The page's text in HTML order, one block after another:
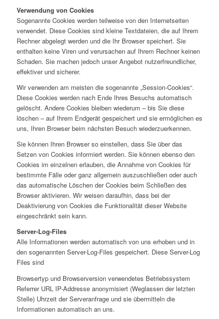
Verwendung von Cookies
Sogenannte Cookies werden teilweise von den Internetseiten
verwendet. Diese Cookies sind kleine Textdateien, die auf Ihrem
Rechner abgelegt werden und die Ihr Browser speichert. Sie
enthalten keine Viren und verursachen auf Ihrem Rechner keinen
Schaden. Sie machen jedoch unser Angebot nutzerfreundlicher,
effektiver und sicherer.
Wir verwenden am meisten die sogenannte „Session-Cookies“.
Diese Cookies werden nach Ende Ihres Besuchs automatisch
gelöscht. Andere Cookies bleiben wiederum – bis Sie diese
löschen – auf Ihrem Endgerät gespeichert und sie ermöglichen es
uns, Ihren Browser beim nächsten Besuch wiederzuerkennen.
Sie können Ihren Browser so einstellen, dass Sie über das
Setzen von Cookies informiert werden. Sie können ebenso den
Cookies im einzelnen erlauben, die Annahme von Cookies für
bestimmte Fälle oder ganz allgemein auszuschließen oder auch
das automatische Löschen der Cookies beim Schließen des
Browser aktivieren. Wir weisen daraufhin, dass bei der
Deaktivierung von Cookies die Funktionalität dieser Website
eingeschränkt sein kann.
Server-Log-Files
Alle Informationen werden automatisch von uns erhoben und in
den sogenannten Server-Log-Files gespeichert. Diese Server-Log
Files sind
Browsertyp und Browserversion verwendetes Betriebssystem
Referrer URL IP-Addresse anonymisiert (Weglassen der letzten
Stelle) Uhrzeit der Serveranfrage und sie übermitteln die
Informationen automatisch an uns.